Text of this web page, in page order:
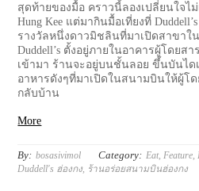
สุดท้ายของมื้อ คราวนี้ลองเปลี่ยนใจไม่
Hung Kee แต่มากินมื้อเที่ยงที่
รางวัลหนึ่งดาวมิชลินที่มาเปิดสาขาใ
Duddell’s ตั้งอยู่ภายในอาคารผู้โดยส
เข้ามา ร้านจะอยู่บนชั้นลอย ขึ้นบันได
อาหารดังๆที่มาเปิดในสนามบินให้ผู้โ
กลับบ้าน
More
By: bosasivimol Category: Eat, Feature
Duddell's ฮ่องกง, ร้านอร่อยสนามบินฮ่องกง